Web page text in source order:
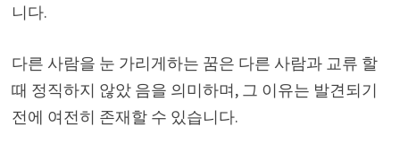
니다.
다른 사람을 눈 가리게하는 꿈은 다른 사람과 교류 할
때 정직하지 않았 음을 의미하며, 그 이유는 발견되기
전에 여전히 존재할 수 있습니다.